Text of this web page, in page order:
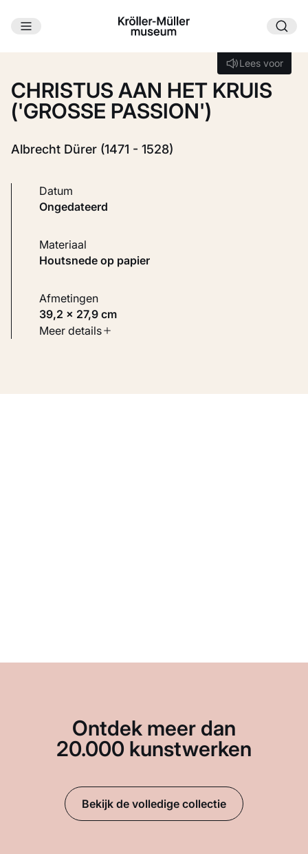
Ga naar hoofdinhoud
Lees voor
Lees voor
CHRISTUS AAN HET KRUIS
('GROSSE PASSION')
Albrecht Dürer (1471 - 1528)
Datum
ongedateerd
Materiaal
Houtsnede op papier
Afmetingen
39,2 × 27,9 cm
Soort werk
Meer details
Ontdek meer dan
20.000 kunstwerken
Bekijk de volledige collectie